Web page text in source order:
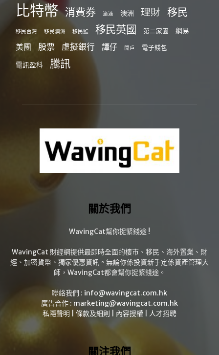
比特幣 消費券 滴滴 澳洲 理財 移民
移民台灣 移民澳洲 移民監 移民英國 第二家園 網易
美團 股票 虛擬銀行 譚仔 開戶 電子錢包
電訊盈科 騰訊
關於我們
WavingCat幫你捉緊錢途 !
WavingCat 財經網提供最即時全面的樓市、移民、海外置業、財
經、加密貨幣、獨家優惠資訊。無論你係投資新手定係資產管理大
師，WavingCat都會幫你捉緊錢途。
聯絡我們 : info@wavingcat.com.hk
廣告合作 : marketing@wavingcat.com.hk
私隱聲明
條款及細則 內容授權 人才招聘
關注我們